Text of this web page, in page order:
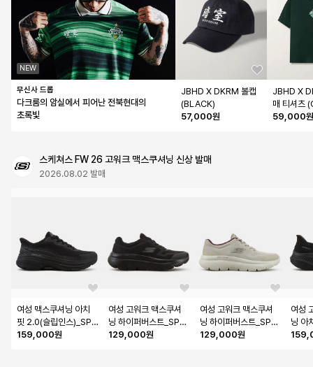
NEW
무신사 드롭
다크룸의 암실에서 피어난 전북현대의
초록빛
JBHD X DKRM 볼캡
(BLACK)
57,000원
JBHD X
매 티셔츠
59,000
스케쳐스 FW 26 고워크 맥스쿠셔닝 신상 발매
2026.08.02 발매
여성 맥스쿠셔닝 아치
핏 2.0(슬립인스)_SP0
WRCGY061
159,000원
여성 고워크 맥스쿠셔
닝 하이퍼버스트_SP0
WWCGY111
129,000원
여성 고워크 맥스쿠셔
닝 하이퍼버스트_SP0
WWCGY112
129,000원
여성
닝 아